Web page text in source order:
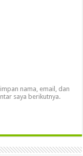
nama, email, dan
saya berikutnya.